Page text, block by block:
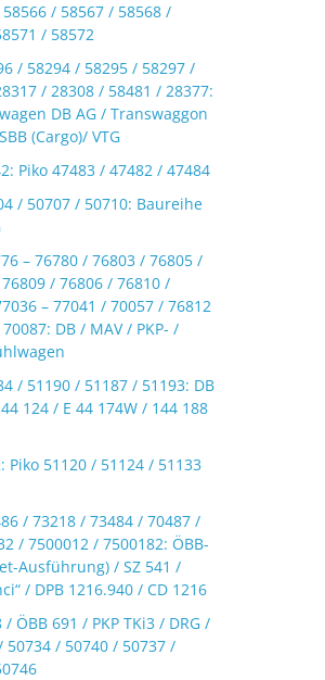
/ 58567 / 58568 /
/ 58572
/ 58294 / 58295 / 58297 /
/ 28308 / 58481 / 28377:
DB AG / Transwaggon
(Cargo)/ VTG
Piko 47483 / 47482 / 47484
/ 50707 / 50710: Baureihe
– 76780 / 76803 / 76805 /
/ 76806 / 76810 /
– 77041 / 70057 / 76812
DB / MAV / PKP- /
/ 51190 / 51187 / 51193: DB
124 / E 44 174W / 144 188
Piko 51120 / 51124 / 51133
/ 73218 / 73484 / 70487 /
/ 7500012 / 7500182: ÖBB-
Ausführung) / SZ 541 /
/ DPB 1216.940 / CD 1216
ÖBB 691 / PKP TKi3 / DRG /
50734 / 50740 / 50737 /